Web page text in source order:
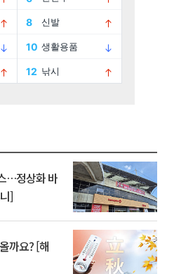
…정상화 바
]
까요? [해